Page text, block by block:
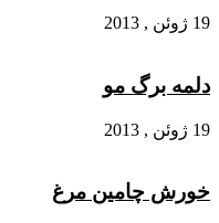
19 ژوئن , 2013
دلمه برگ مو
19 ژوئن , 2013
خورش چامین مرغ